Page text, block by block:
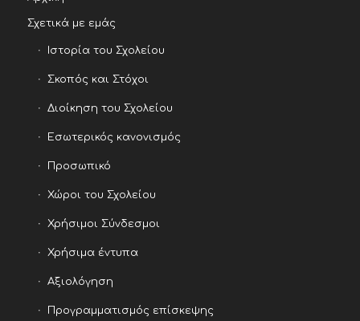
Σχετικά με εμάς
Ιστορία του Σχολείου
Σκοπός και Στόχοι
Διοίκηση του Σχολείου
Εσωτερικός κανονισμός
Προσωπικό
Χώροι του Σχολείου
Χρήσιμοι Σύνδεσμοι
Χρήσιμα έντυπα
Αξιολόγηση
Προγραμματισμός επίσκεψης